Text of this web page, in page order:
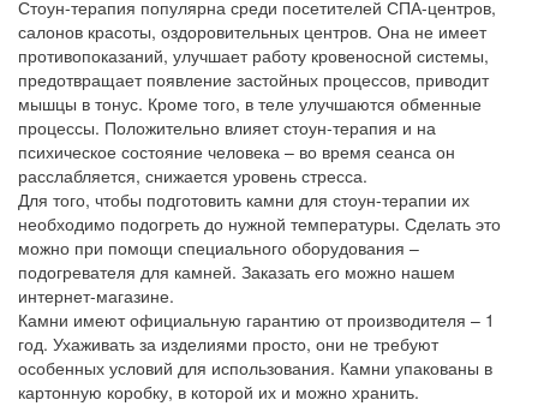
Стоун-терапия популярна среди посетителей СПА-центров,
салонов красоты, оздоровительных центров. Она не имеет
противопоказаний, улучшает работу кровеносной системы,
предотвращает появление застойных процессов, приводит
мышцы в тонус. Кроме того, в теле улучшаются обменные
процессы. Положительно влияет стоун-терапия и на
психическое состояние человека – во время сеанса он
расслабляется, снижается уровень стресса.
Для того, чтобы подготовить камни для стоун-терапии их
необходимо подогреть до нужной температуры. Сделать это
можно при помощи специального оборудования –
подогревателя для камней. Заказать его можно нашем
интернет-магазине.
Камни имеют официальную гарантию от производителя – 1
год. Ухаживать за изделиями просто, они не требуют
особенных условий для использования. Камни упакованы в
картонную коробку, в которой их и можно хранить.